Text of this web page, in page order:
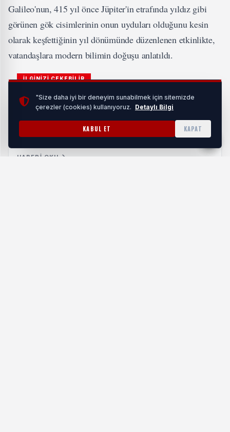
Galileo'nun, 415 yıl önce Jüpiter'in etrafında yıldız gibi
görünen gök cisimlerinin onun uyduları olduğunu kesin
olarak keşfettiğinin yıl dönümünde düzenlenen etkinlikte,
vatandaşlara modern bilimin doğuşu anlatıldı.
İLGİNİZİ ÇEKEBİLİR
Samsun İş İlanlarındaki Artış Adayların İlgisini
HABERI OKU
"Size daha iyi bir deneyim sunabilmek için sitemizde
çerezler (cookies) kullanıyoruz. Detaylı Bilgi
KABUL ET KAPAT